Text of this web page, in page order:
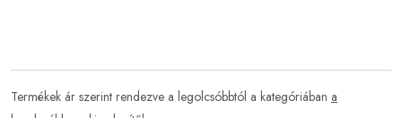
Termékek ár szerint rendezve a legolcsóbbtól a kategóriában a